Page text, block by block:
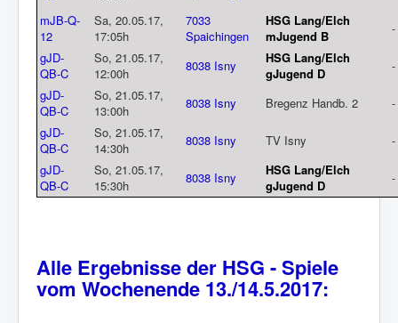
mJB-Q-
12
Sa, 20.05.17,
17:05h
7033
Spaichingen
HSG Lang/Elch
mJugend B
-
gJD-
QB-C
So, 21.05.17,
12:00h
8038 Isny
HSG Lang/Elch
gJugend D
-
gJD-
QB-C
So, 21.05.17,
13:00h
8038 Isny Bregenz Handb. 2
-
gJD-
QB-C
So, 21.05.17,
14:30h
8038 Isny TV Isny
-
gJD-
QB-C
So, 21.05.17,
15:30h
8038 Isny
HSG Lang/Elch
gJugend D -
Alle Ergebnisse der HSG - Spiele
vom Wochenende 13./14.5.2017: